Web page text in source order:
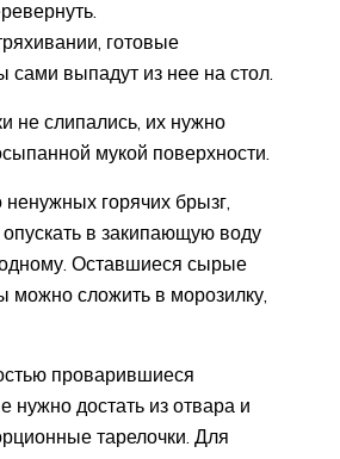
готовые
сами выпадут из нее на стол.
не слипались, их нужно
мукой поверхности.
горячих брызг,
в закипающую воду
Оставшиеся сырые
можно сложить в морозилку,
проварившиеся
нужно достать из отвара и
тарелочки. Для